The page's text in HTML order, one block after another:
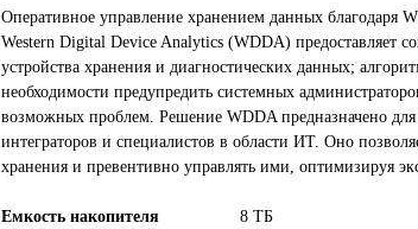
Оперативное управление хранением данных благодаря
Western Digital Device Analytics (WDDA) предоставляет
устройства хранения и диагностических данных;
необходимости предупредить системных
возможных проблем. Решение WDDA предназначено
интеграторов и специалистов в области ИТ. Оно
хранения и превентивно управлять ими, оптимизируя
Емкость накопителя 8 ТБ